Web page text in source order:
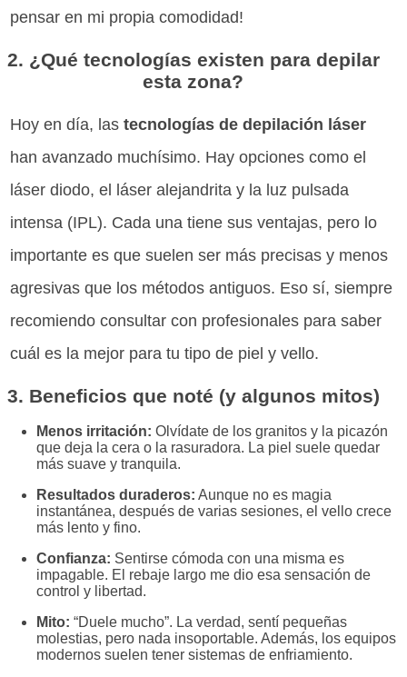
pensar en mi propia comodidad!
2. ¿Qué tecnologías existen para depilar
esta zona?
Hoy en día, lastecnologías de depilación láser
han avanzado muchísimo. Hay opciones como el
láser diodo, el láser alejandrita y la luz pulsada
intensa (IPL). Cada una tiene sus ventajas, pero lo
importante es que suelen ser más precisas y menos
agresivas que los métodos antiguos. Eso sí, siempre
recomiendo consultar con profesionales para saber
cuál es la mejor para tu tipo de piel y vello.
3. Beneficios que noté (y algunos mitos)
Menos irritación: Olvídate de los granitos y la picazón
que deja la cera o la rasuradora. La piel suele quedar
más suave y tranquila.
Resultados duraderos: Aunque no es magia
instantánea, después de varias sesiones, el vello crece
más lento y fino.
Confianza: Sentirse cómoda con una misma es
impagable. El rebaje largo me dio esa sensación de
control y libertad.
Mito: “Duele mucho”. La verdad, sentí pequeñas
molestias, pero nada insoportable. Además, los equipos
modernos suelen tener sistemas de enfriamiento.